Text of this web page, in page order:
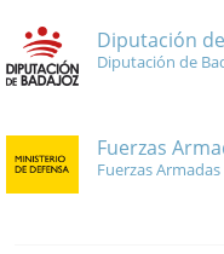
Diputación
Diputación de
Fuerzas
Fuerzas Armadas